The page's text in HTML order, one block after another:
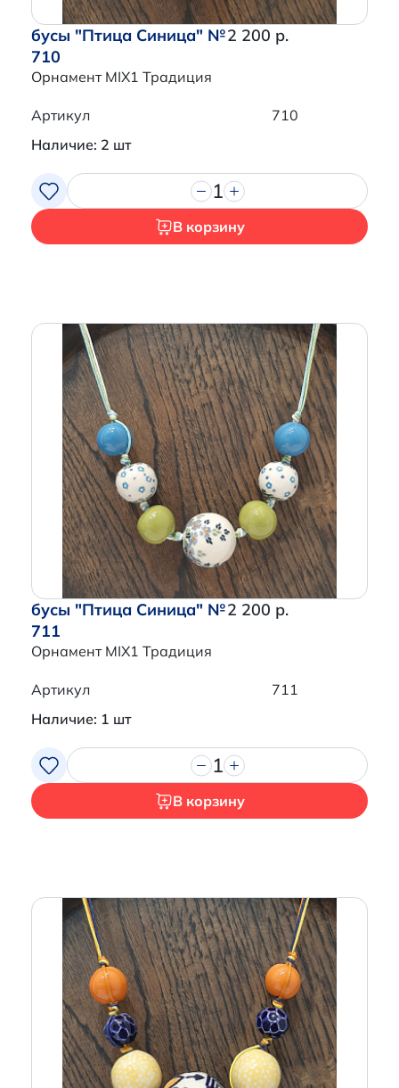
бусы "Птица Синица" №
710
Орнамент MIX1 Традиция
2 200 р.
Артикул
710
Наличие: 2 шт
1
В корзину
бусы "Птица Синица" №
711
Орнамент MIX1 Традиция
2 200 р.
Артикул
711
Наличие: 1 шт
1
В корзину